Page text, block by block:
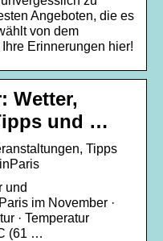
Angeboten, die es
von dem
Erinnerungen hier!
Wetter,
und …
Tipps
und
im November ·
· Temperatur
(61 …